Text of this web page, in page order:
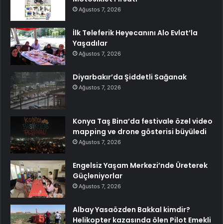
Ağustos 7, 2026
İlk Teleferik Heyecanını Alo Evlat’la
Yaşadılar
Ağustos 7, 2026
Diyarbakır’da Şiddetli Sağanak
Ağustos 7, 2026
Konya Taş Bina’da festivale özel video
mapping ve drone gösterisi büyüledi
Ağustos 7, 2026
Engelsiz Yaşam Merkezi’nde Üreterek
Güçleniyorlar
Ağustos 7, 2026
Albay Yasaözden Bakkal kimdir?
Helikopter kazasında ölen Pilot Emekli